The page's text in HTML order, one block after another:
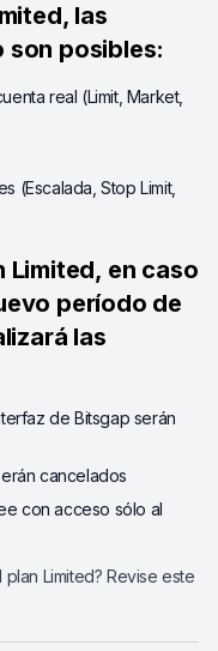
las
son posibles:
real (Limit, Market,
(Escalada, Stop Limit,
Limited, en caso
período de
las
de Bitsgap serán
cancelados
con acceso sólo al
Limited? Revise este